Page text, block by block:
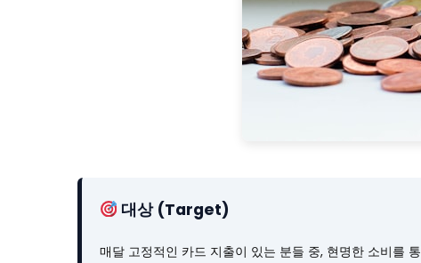
대상 (Target)
매달 고정적인 카드 지출이 있는 분들 중, 현명한 소비를